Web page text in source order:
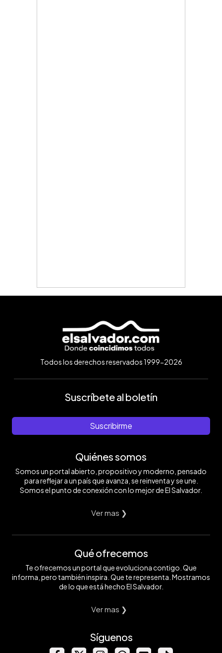
Todos los derechos reservados 1999-2026
Suscríbete al boletín
Suscribirme
Quiénes somos
Somos un portal abierto, propositivo y moderno, pensado
para reflejar a un país que avanza, se reinventa y se une.
Somos el punto de conexión con lo mejor de El Salvador.
Ver mas ❯
Qué ofrecemos
Te ofrecemos un portal que evoluciona contigo. Que
informa, pero también inspira. Que te representa. Mostramos
de lo que está hecho El Salvador.
Ver mas ❯
Síguenos